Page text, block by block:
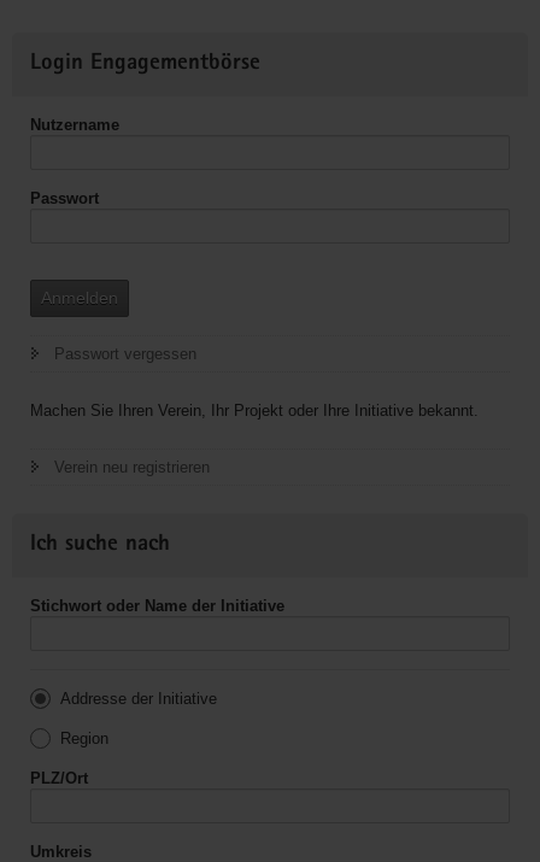
Jugendbund
Rittersgrün
Informationen
Login Engagementbörse
Nutzername
Passwort
Anmelden
Passwort vergessen
Machen Sie Ihren Verein, Ihr Projekt oder Ihre Initiative bekannt.
Verein neu registrieren
Ich suche nach
Stichwort oder Name der Initiative
Addresse der Initiative
Region
PLZ/Ort
Umkreis